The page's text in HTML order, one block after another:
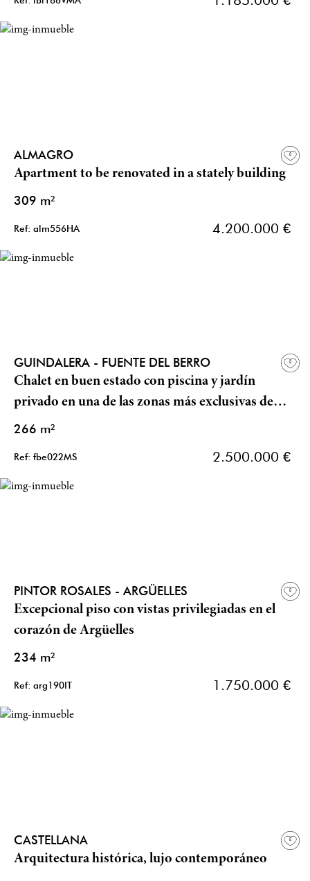
ALMAGRO
Apartment to be renovated in a stately building
309 m²
Ref: alm556HA 4.200.000 €
GUINDALERA - FUENTE DEL BERRO
Chalet en buen estado con piscina y jardín
privado en una de las zonas más exclusivas de
Madrid
266 m²
Ref: fbe022MS 2.500.000 €
PINTOR ROSALES - ARGÜELLES
Excepcional piso con vistas privilegiadas en el
corazón de Argüelles
234 m²
Ref: arg190IT 1.750.000 €
CASTELLANA
Arquitectura histórica, lujo contemporáneo